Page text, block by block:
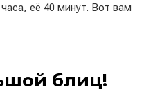
её 40 минут. Вот вам
блиц!